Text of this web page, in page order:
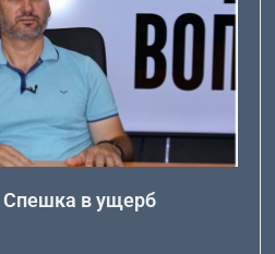
Спешка в ущерб